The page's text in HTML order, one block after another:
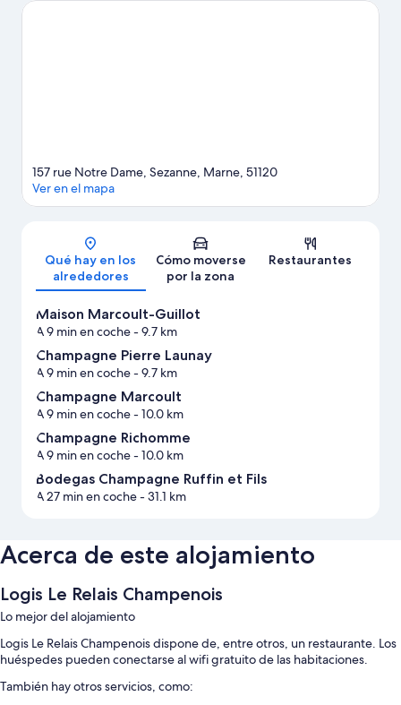
actividades como las rutas a pie o en bicicleta.
Mapa
157 rue Notre Dame, Sezanne, Marne, 51120
Ver en el mapa
Qué hay en los
alrededores
Cómo moverse
por la zona
Restaurantes
Maison Marcoult-Guillot
A 9 min en coche- 9.7 km
Champagne Pierre Launay
A 9 min en coche- 9.7 km
Champagne Marcoult
A 9 min en coche- 10.0 km
Champagne Richomme
A 9 min en coche- 10.0 km
Bodegas Champagne Ruffin et Fils
A 27 min en coche- 31.1 km
Acerca de este alojamiento
Logis Le Relais Champenois
Lo mejor del alojamiento
Logis Le Relais Champenois dispone de, entre otros, un restaurante. Los
huéspedes pueden conectarse al wifi gratuito de las habitaciones.
También hay otros servicios, como: